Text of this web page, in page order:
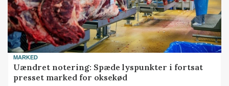
MARKED
Uændret notering: Spæde lyspunkter i fortsat
presset marked for oksekød